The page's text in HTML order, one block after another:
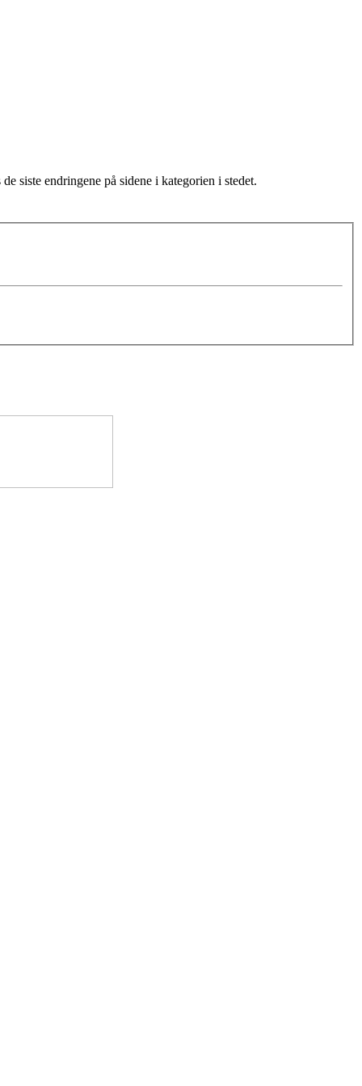
siste endringene på sidene i kategorien i stedet.